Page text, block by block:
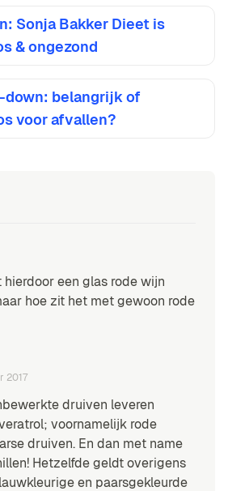
Sonja Bakker Dieet is
& ongezond
down: belangrijk of
voor afvallen?
een glas rode wijn
hoe zit het met gewoon rode
2017
druiven leveren
voornamelijk rode
druiven. En dan met name
Hetzelfde geldt overigens
en paarsgekleurde